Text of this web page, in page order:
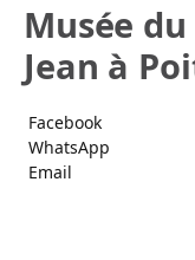
Musée
Jean à
Facebook
WhatsApp
Email